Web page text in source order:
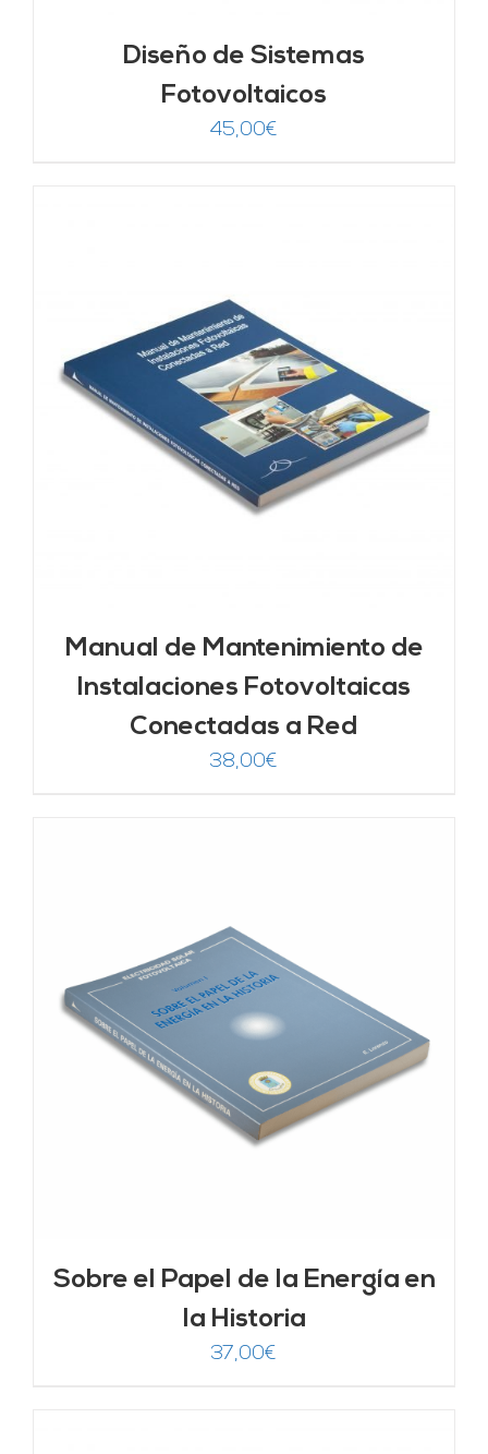
Diseño de Sistemas
Fotovoltaicos
45,00€
Manual de Mantenimiento de
Instalaciones Fotovoltaicas
Conectadas a Red
38,00€
Sobre el Papel de la Energía en
la Historia
37,00€